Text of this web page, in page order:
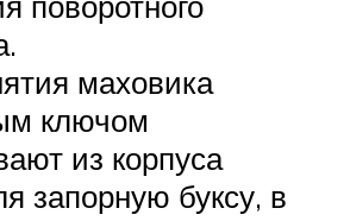
маховика
ключом
из корпуса
запорную буксу, в